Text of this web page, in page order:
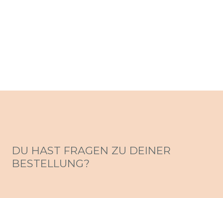
DU HAST FRAGEN ZU DEINER
BESTELLUNG?